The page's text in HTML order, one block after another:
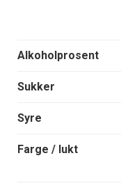
Alkoholprosent
Sukker
Syre
Farge / lukt